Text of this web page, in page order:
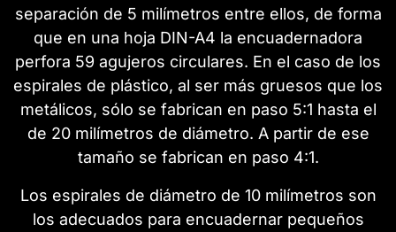
separación de 5 milímetros entre ellos, de forma
que en una hoja DIN-A4 la encuadernadora
perfora 59 agujeros circulares. En el caso de los
espirales de plástico, al ser más gruesos que los
metálicos, sólo se fabrican en paso 5:1 hasta el
de 20 milímetros de diámetro. A partir de ese
tamaño se fabrican en paso 4:1.
Los espirales de diámetro de 10 milímetros son
los adecuados para encuadernar pequeños